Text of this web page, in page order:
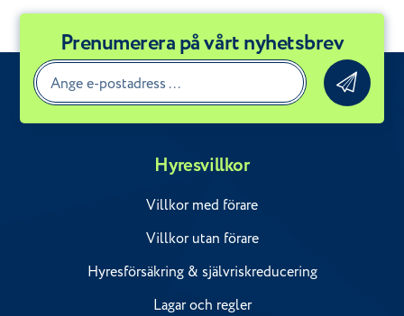
Prenumerera på vårt nyhetsbrev
Hyresvillkor
Villkor med förare
Villkor utan förare
Hyresförsäkring & självriskreducering
Lagar och regler